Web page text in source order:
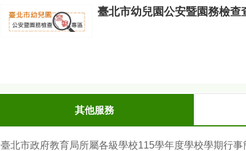
臺北市幼兒園公安暨園務檢查
其他服務
臺北市政府教育局所屬各級學校115學年度學校學期行事